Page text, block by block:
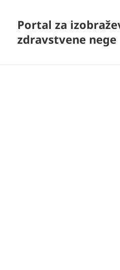
Portal za
zdravstvene nege